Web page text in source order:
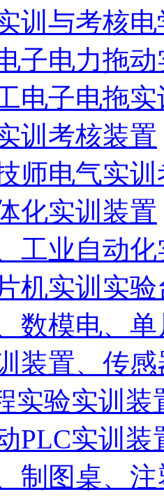
训与考核
子电力拖
电子电拖
训考核装置
师电气实
化实训装置
工业自动
机实训实验
数模电、
装置、传
实验实训装
PLC实训装
制图桌、